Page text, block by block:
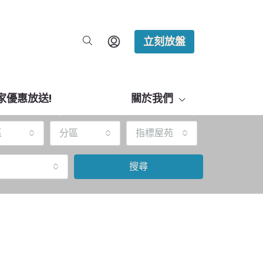
立刻放盤
優惠放送! 關於我們
分區 指標屋苑
搜尋